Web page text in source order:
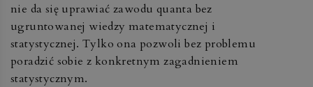
nie da się uprawiać zawodu quanta bez
ugruntowanej wiedzy matematycznej i
statystycznej. Tylko ona pozwoli bez problemu
poradzić sobie z konkretnym zagadnieniem
statystycznym.